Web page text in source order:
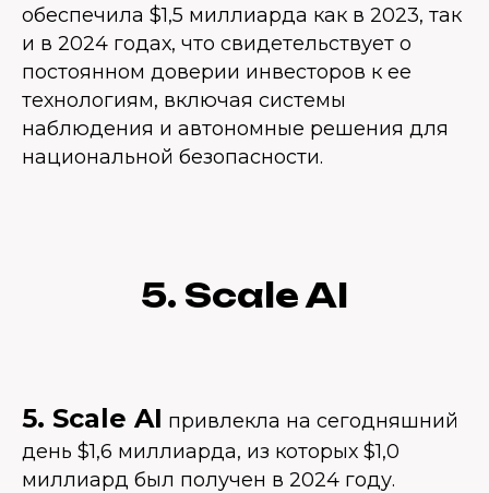
обеспечила $1,5 миллиарда как в 2023, так
и в 2024 годах, что свидетельствует о
постоянном доверии инвесторов к ее
технологиям, включая системы
наблюдения и автономные решения для
национальной безопасности.
5. Scale AI
5. Scale AI привлекла на сегодняшний
день $1,6 миллиарда, из которых $1,0
миллиард был получен в 2024 году.